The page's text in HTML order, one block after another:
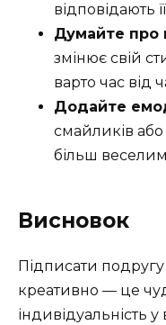
відповідають
Думайте про
змінює свій
варто час від
Додайте
смайликів
більш
Висновок
Підписати
креативно — це
індивідуальність